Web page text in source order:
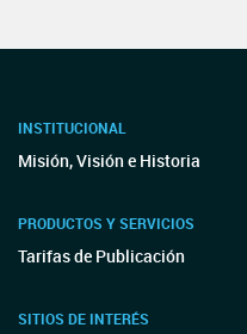
INSTITUCIONAL
Misión, Visión e Historia
PRODUCTOS Y SERVICIOS
Tarifas de Publicación
SITIOS DE INTERÉS